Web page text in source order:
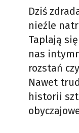
Dziś
nieźle
Taplają
nas
rozstań
Nawet
historii